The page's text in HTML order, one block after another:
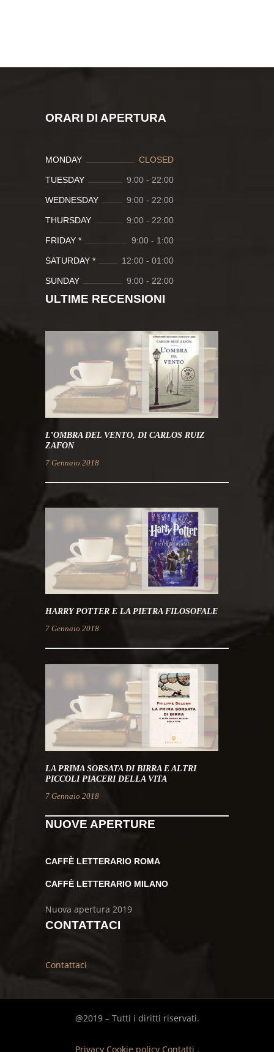
ORARI DI APERTURA
MONDAY CLOSED
TUESDAY 9:00 - 22:00
WEDNESDAY 9:00 - 22:00
THURSDAY 9:00 - 22:00
FRIDAY * 9:00 - 1:00
SATURDAY * 12:00 - 01:00
SUNDAY 9:00 - 22:00
ULTIME RECENSIONI
L’OMBRA DEL VENTO, DI CARLOS RUIZ
ZAFON
7 Gennaio 2018
HARRY POTTER E LA PIETRA FILOSOFALE
7 Gennaio 2018
LA PRIMA SORSATA DI BIRRA E ALTRI
PICCOLI PIACERI DELLA VITA
7 Gennaio 2018
NUOVE APERTURE
CAFFÈ LETTERARIO ROMA
CAFFÈ LETTERARIO MILANO
Nuova apertura 2019
CONTATTACI
Contattaci
@2019 – Tutti i diritti riservati.
Privacy Cookie policy Contatti .